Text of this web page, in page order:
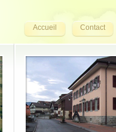
Accueil Contact